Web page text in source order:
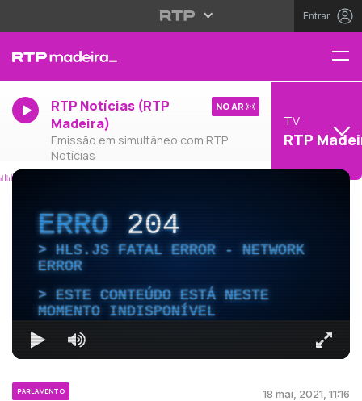
Entrar
RTP Notícias (RTP
Madeira)
Emissão em simultâneo com RTP
Notícias
NO AR
TV
RTP
ERRO204
HLS.JS FATAL ERROR - NETWORK
ERROR
ESTE CONTEÚDO ESTÁ NESTE
MOMENTO INDISPONÍVEL
PARLAMENTO 18 mai, 2021, 11:16